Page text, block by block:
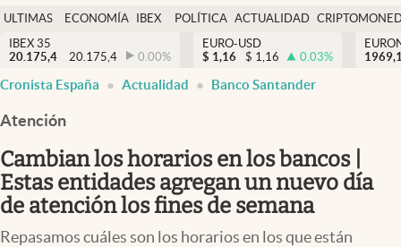
USA
Actualidad
Criptomonedas
España
ULTIMAS
NOTICIAS
ECONOMÍA
FINANZAS
IBEX
EURO
POLÍTICA ACTUALIDAD
IBEX 35
20.175,4
20.175,4 0.00%
EURO-USD
$ 1,16 $ 1,16 0.03%
Cronista España Actualidad Banco Santander
Atención
Cambian los horarios en los bancos |
Estas entidades agregan un nuevo día
de atención los fines de semana
Repasamos cuáles son los horarios en los que están